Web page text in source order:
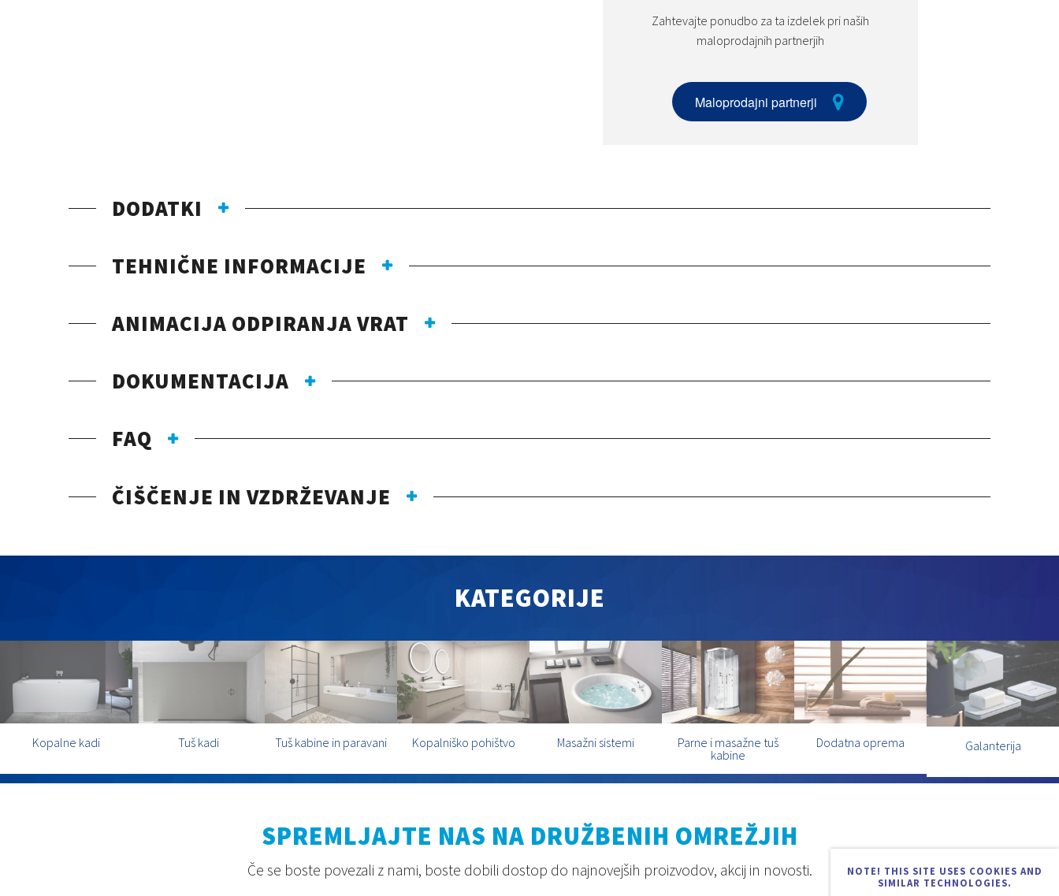
Zahtevajte ponudbo za ta izdelek pri naših
maloprodajnih partnerjih
Maloprodajni partnerji
DODATKI
TEHNIČNE INFORMACIJE
ANIMACIJA ODPIRANJA VRAT
DOKUMENTACIJA
FAQ
ČIŠČENJE IN VZDRŽEVANJE
KATEGORIJE
Kopalne kadi Tuš kadi Tuš kabine in paravani Kopalniško pohištvo Masažni sistemi
Parne i masažne tuš
kabine
Dodatna oprema Galanterija
NOTE! THIS SITE USES COOKIES AND
SIMILAR TECHNOLOGIES.
SPREMLJAJTE NAS NA DRUŽBENIH OMREŽJIH
Če se boste povezali z nami, boste dobili dostop do najnovejših proizvodov, akcij in novosti.